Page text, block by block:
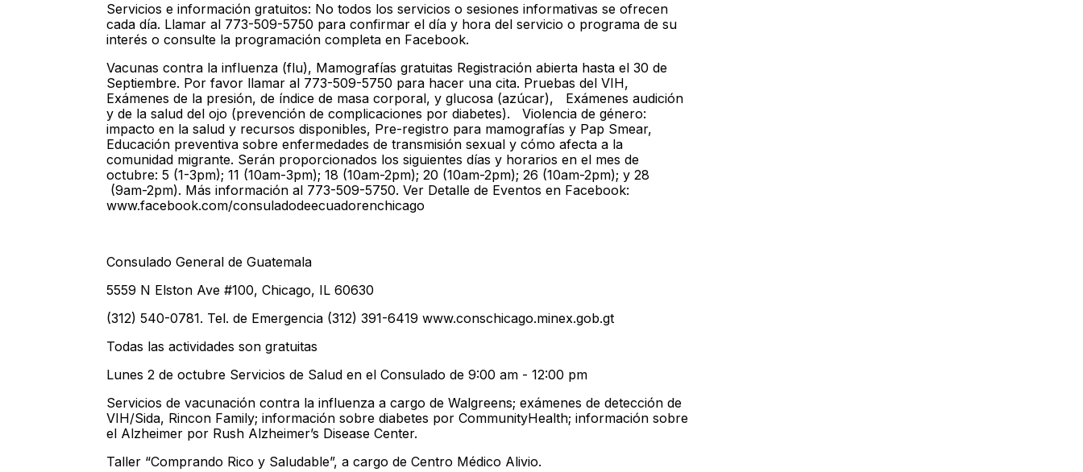
Servicios e información gratuitos: No todos los servicios o sesiones informativas se ofrecen
cada día. Llamar al 773-509-5750 para confirmar el día y hora del servicio o programa de su
interés o consulte la programación completa en Facebook.
Vacunas contra la influenza (flu), Mamografías gratuitas Registración abierta hasta el 30 de
Septiembre. Por favor llamar al 773-509-5750 para hacer una cita. Pruebas del VIH,
Exámenes de la presión, de índice de masa corporal, y glucosa (azúcar), Exámenes audición
y de la salud del ojo (prevención de complicaciones por diabetes). Violencia de género:
impacto en la salud y recursos disponibles, Pre-registro para mamografías y Pap Smear,
Educación preventiva sobre enfermedades de transmisión sexual y cómo afecta a la
comunidad migrante. Serán proporcionados los siguientes días y horarios en el mes de
octubre: 5 (1-3pm); 11 (10am-3pm); 18 (10am-2pm); 20 (10am-2pm); 26 (10am-2pm); y 28
(9am-2pm). Más información al 773-509-5750. Ver Detalle de Eventos en Facebook:
www.facebook.com/consuladodeecuadorenchicago
Consulado General de Guatemala
5559 N Elston Ave #100, Chicago, IL 60630
(312) 540-0781. Tel. de Emergencia (312) 391-6419 www.conschicago.minex.gob.gt
Todas las actividades son gratuitas
Lunes 2 de octubre Servicios de Salud en el Consulado de 9:00 am - 12:00 pm
Servicios de vacunación contra la influenza a cargo de Walgreens; exámenes de detección de
VIH/Sida, Rincon Family; información sobre diabetes por CommunityHealth; información sobre
el Alzheimer por Rush Alzheimer’s Disease Center.
Taller “Comprando Rico y Saludable”, a cargo de Centro Médico Alivio.